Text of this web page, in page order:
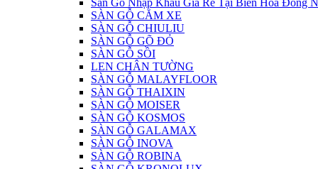
Sàn Gỗ Nhập Khẩu Gía Rẻ Tại Biên Hòa Đồng
SÀN GỖ CĂM XE
SÀN GỖ CHIULIU
SÀN GỖ GÕ ĐỎ
SÀN GỖ SỒI
LEN CHÂN TƯỜNG
SÀN GỖ MALAYFLOOR
SÀN GỖ THAIXIN
SÀN GỖ MOISER
SÀN GỖ KOSMOS
SÀN GỖ GALAMAX
SÀN GỖ INOVA
SÀN GỖ ROBINA